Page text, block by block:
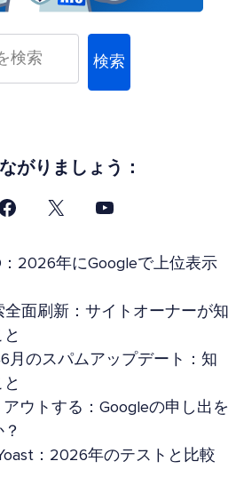
検索
がりましょう：
2026年にGoogleで上位表示
全面刷新：サイトオーナーが知
月のスパムアップデート：知
ウトする：Googleの申し出を
：2026年のテストと比較